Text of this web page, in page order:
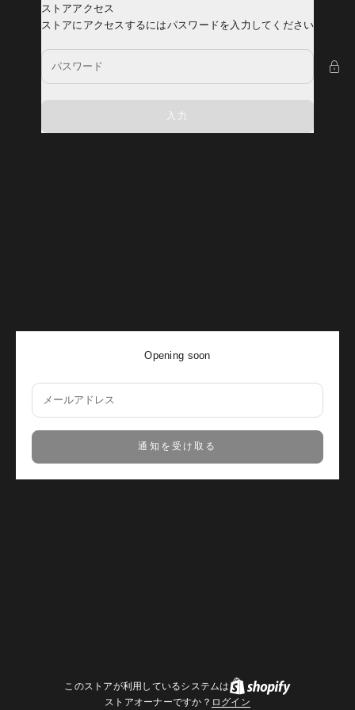
コンテンツへスキップ
ストアアクセス
ストアにアクセスするにはパスワードを入力してください
入力
Opening soon
通知を受け取る
このストアが利用しているシステムは
ストアオーナーですか？ ログイン